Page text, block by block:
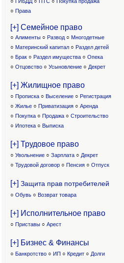
○ ГИБДД ○ ПТС ○ Покупка продажа
○ Права
[+] Семейное право
○ Алименты ○ Развод ○ Многодетные
○ Материнский капитал○ Раздел детей
○ Брак ○ Раздел имущества ○ Опека
○ Отцовство○ Усыновление ○ Декрет
[+] Жилищное право
○ Прописка ○ Выселение ○ Регистрация
○ Жилье ○ Приватизация ○ Аренда
○ Покупка ○ Продажа ○ Строительство
○ Ипотека ○ Выписка
[+] Трудовое право
○ Увольнение ○ Зарплата ○ Декрет
○ Трудовой договор ○ Пенсия ○ Отпуск
[+] Защита прав потребителей
○ Обувь ○ Возврат товара
[+] Исполнительное право
○ Приставы ○ Арест
[+] Бизнес & Финансы
○ Банкротство ○ ИП ○ Кредит ○ Долги